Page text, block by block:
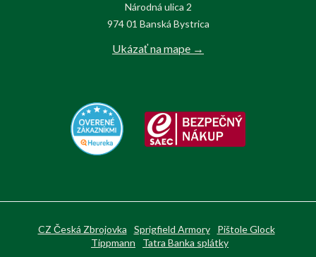
Národná ulica 2
974 01 Banská Bystrica
Ukázať na mape →
CZ Česká Zbrojovka Sprigfield Armory
Pištole Glock
Tippmann
Tatra Banka splátky